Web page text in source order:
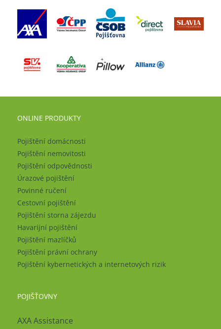
ONLINE PRODUKTY
Pojištění domácnosti
Pojištění nemovitosti
Pojištění odpovědnosti
Úrazové pojištění
Povinné ručení
Cestovní pojištění
Pojištění storna zájezdu
Havarijní pojištění
Pojištění mazlíčků
Pojištění právní ochrany
Pojištění kybernetických a internetových rizik
POJIŠŤOVNY
AXA Assistance